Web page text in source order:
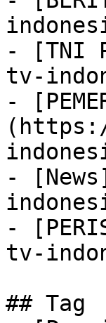
- [TNI
tv-
-
-
-
tv-
## Tag